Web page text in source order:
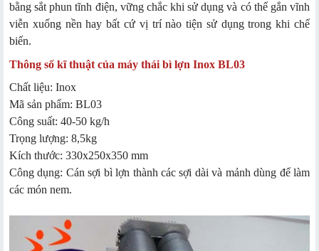
bằng sắt phun tĩnh điện, vững chắc khi sử dụng và có thể gắn vĩnh
viễn xuống nền hay bất cứ vị trí nào tiện sử dụng trong khi chế
biến.
Thông số kĩ thuật của máy thái bì lợn Inox BL03
Chất liệu: Inox
Mã sản phẩm: BL03
Công suất: 40-50 kg/h
Trọng lượng: 8,5kg
Kích thước: 330x250x350 mm
Công dụng: Cán sợi bì lợn thành các sợi dài và mảnh dùng để làm
các món nem.